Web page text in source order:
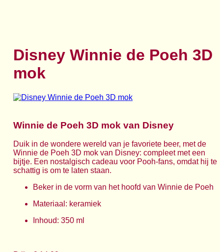
Disney Winnie de Poeh 3D
mok
Winnie de Poeh 3D mok van Disney
Duik in de wondere wereld van je favoriete beer, met de
Winnie de Poeh 3D mok van Disney: compleet met een
bijtje. Een nostalgisch cadeau voor Pooh-fans, omdat hij te
schattig is om te laten staan.
Beker in de vorm van het hoofd van Winnie de Poeh
Materiaal: keramiek
Inhoud: 350 ml